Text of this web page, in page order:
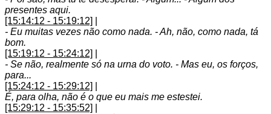
presentes aqui.
[15:14:12 - 15:19:12]
- Eu muitas vezes não como nada. - Ah, não, como nada, tá
bom.
[15:19:12 - 15:24:12]
- Se não, realmente só na urna do voto. - Mas eu, os forços,
para...
[15:24:12 - 15:29:12]
É, para olha, não é o que eu mais me estestei.
[15:29:12 - 15:35:52]